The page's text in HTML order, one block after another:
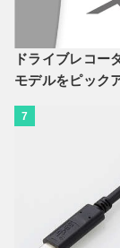
ドライブレコー
モデルをピック
7